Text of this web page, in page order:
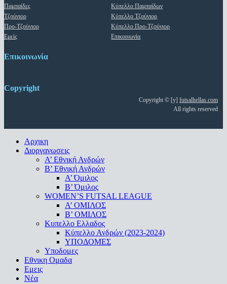
Παμπαίδες
Τζούνιορ
Προ-Τζούνιορ
Εμείς
Κύπελλο Παμπαίδων
Κύπελλο Τζούνιορ
Κύπελλο Προ-Τζούνιορ
Επικοινωνία
Επικοινωνία
Copyright
Copyright © [y] futsalhellas.com
All rights reserved
Close
Menu
Αρχικη
Διοργανωσεις
Α’ Εθνική Ανδρών
Β’ Εθνική Ανδρών
A’ Όμιλος
Β’ Όμιλος
WOMEN’S FUTSAL LEAGUE
A’ ΟΜΙΛΟΣ
Β’ ΟΜΙΛΟΣ
Κυπελλο Ελλαδος
Κύπελλο Ανδρών (2023-2024)
ΥΠΟΔΟΜΕΣ
Υποδομες
Εθνικη Ομαδα
Εμεις
Νέα